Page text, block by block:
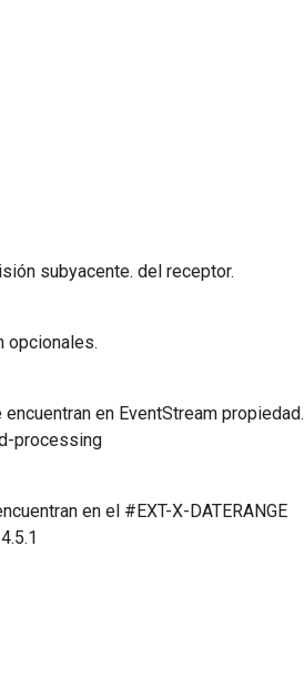
subyacente. del receptor.
opcionales.
en EventStream propiedad.
processing
en el #EXT-X-DATERANGE